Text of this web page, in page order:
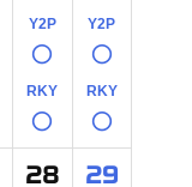
Y2P
○
RKY
○
Y2P
○
RKY
○
28 29